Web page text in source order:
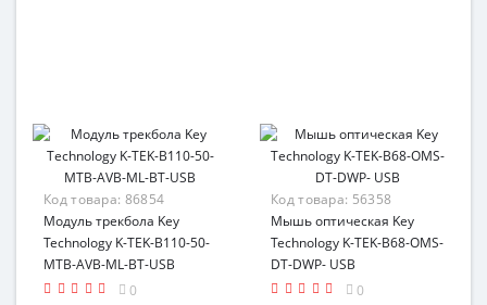
Код товара: 86854
Модуль трекбола Key
Technology K-TEK-B110-50-
MTB-AVB-ML-BT-USB
0
Код товара: 56358
Мышь оптическая Key
Technology K-TEK-B68-OMS-
DT-DWP- USB
0